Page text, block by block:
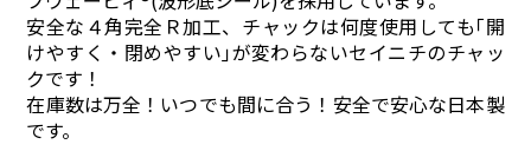
安全な４角完全Ｒ加工、チャックは何度使用しても｢開
けやすく・閉めやすい｣が変わらないセイニチのチャッ
クです！
在庫数は万全！いつでも間に合う！安全で安心な日本製
です。